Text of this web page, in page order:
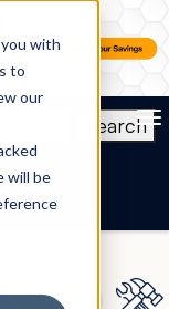
with
to
our
will be
Search